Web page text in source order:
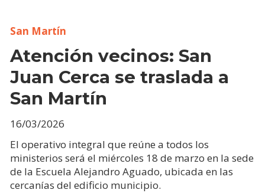
Atención vecinos: San
Juan Cerca se traslada a
San Martín
El operativo integral que reúne a todos los
ministerios será el miércoles 18 de marzo en la sede
de la Escuela Alejandro Aguado, ubicada en las
cercanías del edificio municipio.
San Martín
16/03/2026